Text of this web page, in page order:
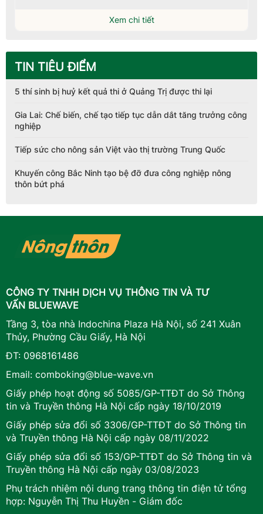
Xem chi tiết
TIN TIÊU ĐIỂM
5 thí sinh bị huỷ kết quả thi ở Quảng Trị được thi lại
Gia Lai: Chế biến, chế tạo tiếp tục dẫn dắt tăng trưởng công
nghiệp
Tiếp sức cho nông sản Việt vào thị trường Trung Quốc
Khuyến công Bắc Ninh tạo bệ đỡ đưa công nghiệp nông
thôn bứt phá
CÔNG TY TNHH DỊCH VỤ THÔNG TIN VÀ TƯ
VẤN BLUEWAVE
Tầng 3, tòa nhà Indochina Plaza Hà Nội, số 241 Xuân
Thủy, Phường Cầu Giấy, Hà Nội
ĐT: 0968161486
Email: comboking@blue-wave.vn
Giấy phép hoạt động số 5085/GP-TTĐT do Sở Thông
tin và Truyền thông Hà Nội cấp ngày 18/10/2019
Giấy phép sửa đổi số 3306/GP-TTĐT do Sở Thông tin
và Truyền thông Hà Nội cấp ngày 08/11/2022
Giấy phép sửa đổi số 153/GP-TTĐT do Sở Thông tin và
Truyền thông Hà Nội cấp ngày 03/08/2023
Phụ trách nhiệm nội dung trang thông tin điện tử tổng
hợp: Nguyễn Thị Thu Huyền - Giám đốc